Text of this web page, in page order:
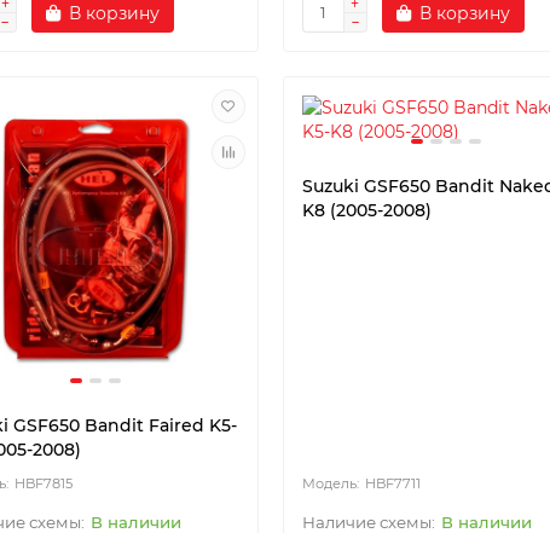
В корзину В корзину
GSF650 Bandit Faired K5-
2008)
HBF7815
В наличии
Suzuki GSF650 Bandit
K8 (2005-2008)
HBF7711
В наличии